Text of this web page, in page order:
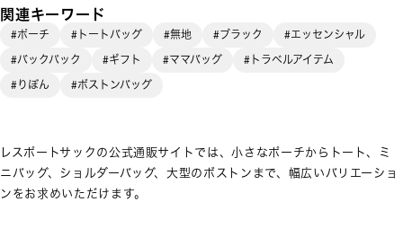
関連キーワード
#ポーチ #トートバッグ #無地 #ブラック
#エッセンシャル
#バックパック
#ギフト #ママバッグ
#トラベルアイテム
#りぼん
#ボストンバッグ
レスポートサックの公式通販サイトでは、小さなポーチからトート、ミ
ニバッグ、ショルダーバッグ、大型のボストンまで、幅広いバリエーショ
ンをお求めいただけます。